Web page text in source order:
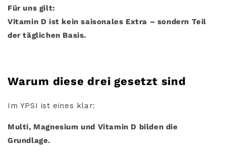
Für uns gilt:
Vitamin D ist kein saisonales Extra – sondern Teil
der täglichen Basis.
Warum diese drei gesetzt sind
Im YPSI ist eines klar:
Multi, Magnesium und Vitamin D bilden die
Grundlage.